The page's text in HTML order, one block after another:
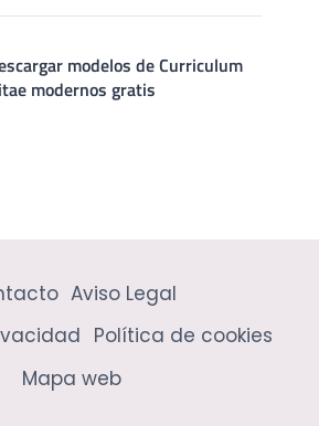
modelos de Curriculum
modernos gratis
Aviso Legal
Política de cookies
Mapa web